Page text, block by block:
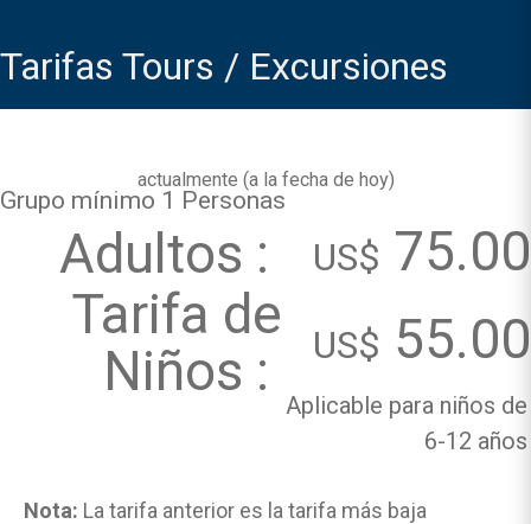
Tarifas Tours / Excursiones
actualmente (a la fecha de hoy)
Grupo mínimo 1 Personas
Adultos : US$ 75.00
Tarifa de
Niños :
US$ 55.00
Aplicable para niños de
6-12 años
Nota: La tarifa anterior es la tarifa más baja